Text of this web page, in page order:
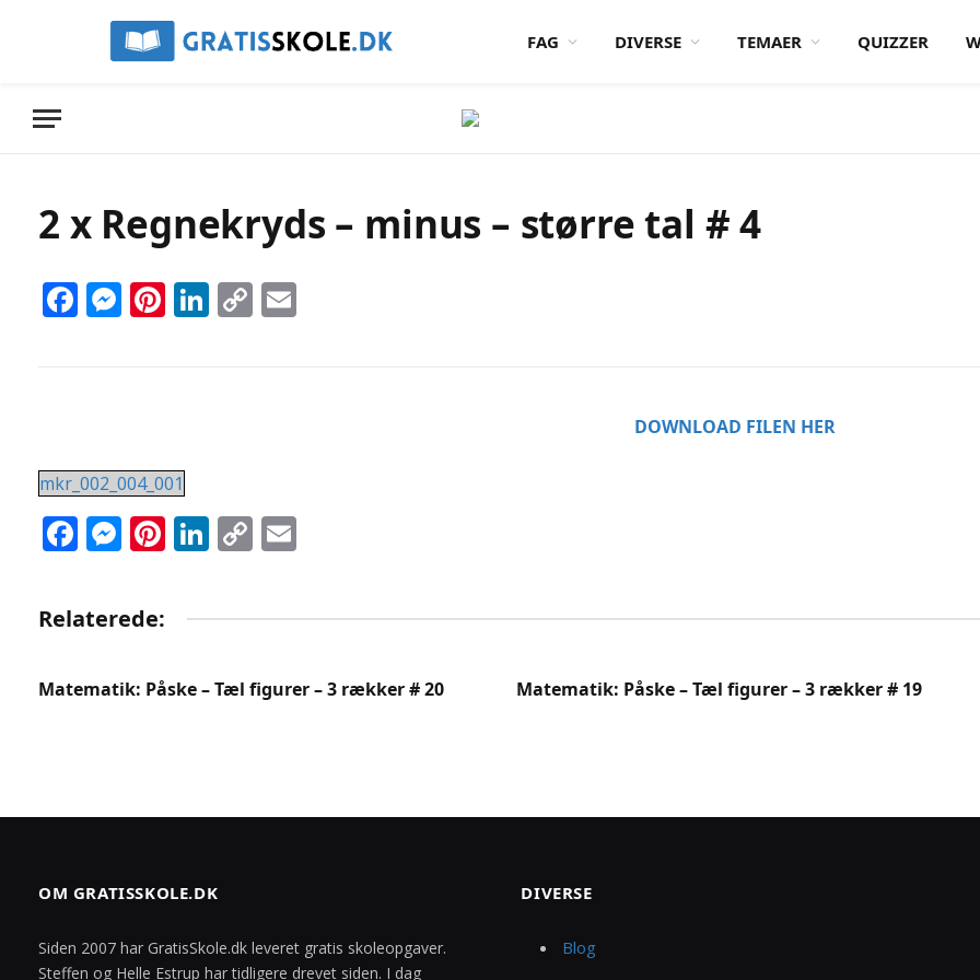
FAG DIVERSE TEMAER QUIZZER
2 x Regnekryds – minus – større tal # 4
Facebook
Messenger
Pinterest
LinkedIn
Copy
DOWNLOAD FILEN HER
mkr_002_004_001
Facebook
Messenger
Pinterest
LinkedIn
Copy
Relaterede:
Matematik: Påske – Tæl figurer – 3 rækker # 20 Matematik: Påske – Tæl figurer – 3 rækker # 19
OM GRATISSKOLE.DK
Siden 2007 har GratisSkole.dk leveret gratis skoleopgaver.
Steffen og Helle Estrup har tidligere drevet siden. I dag
DIVERSE
Blog